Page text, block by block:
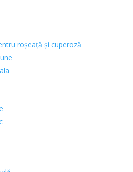
roșeață și cuperoză